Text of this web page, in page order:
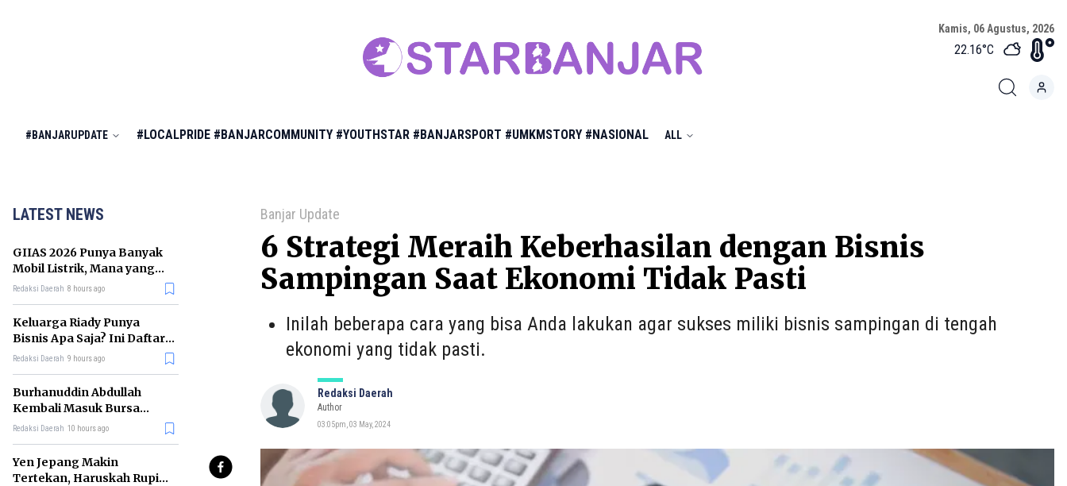
Kamis, 06 Agustus, 2026
22.16°C
#BANJARUPDATE #LOCALPRIDE #BANJARCOMMUNITY #YOUTHSTAR #BANJARSPORT #UMKMSTORY #NASIONAL ALL
LATEST NEWS
GIIAS 2026 Punya Banyak
Mobil Listrik, Mana yang
Cocok untuk Gaji Rp10 Juta?
Redaksi Daerah 8 hours ago
Keluarga Riady Punya
Bisnis Apa Saja? Ini Daftar
Kerajaan Usahanya
Redaksi Daerah 9 hours ago
Burhanuddin Abdullah
Kembali Masuk Bursa
Gubernur BI, Ini Rekam
Redaksi Daerah 10 hours ago
Yen Jepang Makin
Tertekan, Haruskah Rupiah
Banjar Update
6 Strategi Meraih Keberhasilan dengan Bisnis
Sampingan Saat Ekonomi Tidak Pasti
Inilah beberapa cara yang bisa Anda lakukan agar sukses miliki bisnis sampingan di tengah
ekonomi yang tidak pasti.
Redaksi Daerah
Author
03:05pm, 03 May, 2024